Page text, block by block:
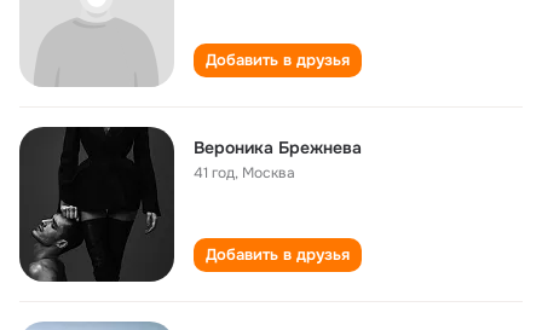
Добавить в друзья
Вероника Брежнева
41 год, Москва
Добавить в друзья